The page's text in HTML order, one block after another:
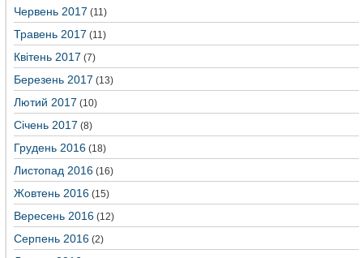
Червень 2017 (11)
Травень 2017 (11)
Квітень 2017 (7)
Березень 2017 (13)
Лютий 2017 (10)
Січень 2017 (8)
Грудень 2016 (18)
Листопад 2016 (16)
Жовтень 2016 (15)
Вересень 2016 (12)
Серпень 2016 (2)